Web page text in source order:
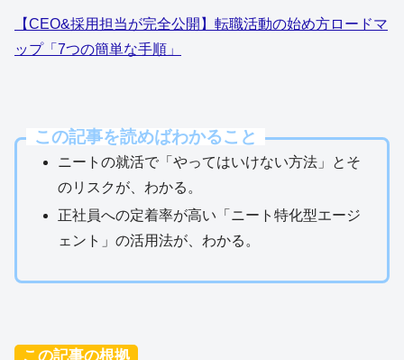
【CEO&採用担当が完全公開】転職活動の始め方ロードマ
ップ「7つの簡単な手順」
この記事を読めばわかること
ニートの就活で「やってはいけない方法」とそ
のリスクが、わかる。
正社員への定着率が高い「ニート特化型エージ
ェント」の活用法が、わかる。
この記事の根拠